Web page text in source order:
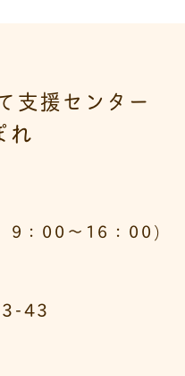
支援センター
れ
9：00～16：00)
43